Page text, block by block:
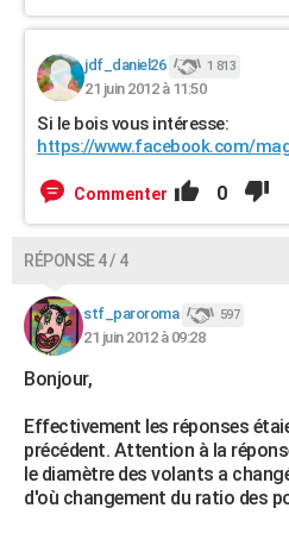
jdf_daniel26 1 813
21 juin 2012 à 11:50
Si le bois vous intéresse:
https://www.facebook.com/
Commenter 0
RÉPONSE 4 / 4
stf_paroroma 597
21 juin 2012 à 09:28
Bonjour,
Effectivement les réponses
précédent. Attention à la
le diamètre des volants a
d'où changement du ratio des